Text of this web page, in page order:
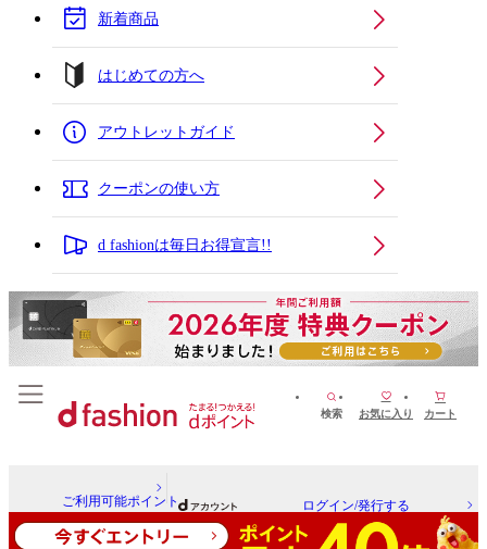
新着商品
はじめての方へ
アウトレットガイド
クーポンの使い方
d fashionは毎日お得宣言!!
検索 お気に入り カート
ご利用可能ポイント ログイン/発行する